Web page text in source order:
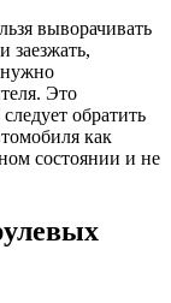
выворачивать
заезжать,
Это
обратить
как
состоянии и не